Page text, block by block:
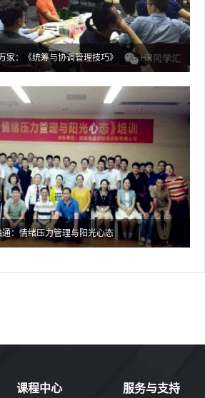
家：《统筹与协调管理技巧》
通：情绪压力管理与阳光心态
课程中心 服务与支持